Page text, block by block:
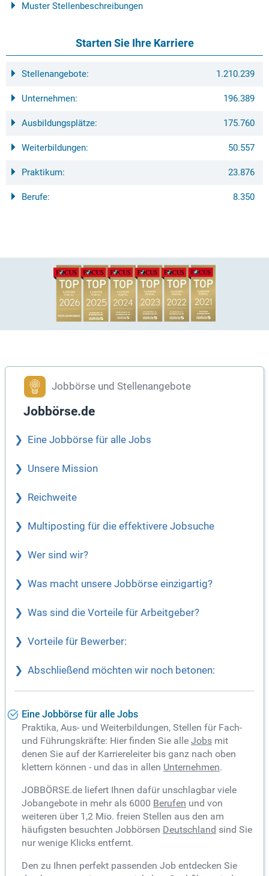
Muster Stellenbeschreibungen
Starten Sie Ihre Karriere
Stellenangebote: 1.210.239
Unternehmen: 196.389
Ausbildungsplätze: 175.760
Weiterbildungen: 50.557
Praktikum: 23.876
Berufe: 8.350
Jobbörse und Stellenangebote
Jobbörse.de
Eine Jobbörse für alle Jobs
Unsere Mission
Reichweite
Multiposting für die effektivere Jobsuche
Wer sind wir?
Was macht unsere Jobbörse einzigartig?
Was sind die Vorteile für Arbeitgeber?
Vorteile für Bewerber:
Abschließend möchten wir noch betonen:
Eine Jobbörse für alle Jobs
Praktika, Aus- und Weiterbildungen, Stellen für Fach-
und Führungskräfte: Hier finden Sie alle Jobs mit
denen Sie auf der Karriereleiter bis ganz nach oben
klettern können - und das in allen Unternehmen.
JOBBÖRSE.de liefert Ihnen dafür unschlagbar viele
Jobangebote in mehr als 6000 Berufen und von
weiteren über 1,2 Mio. freien Stellen aus den am
häufigsten besuchten Jobbörsen Deutschland sind Sie
nur wenige Klicks entfernt.
Den zu Ihnen perfekt passenden Job entdecken Sie